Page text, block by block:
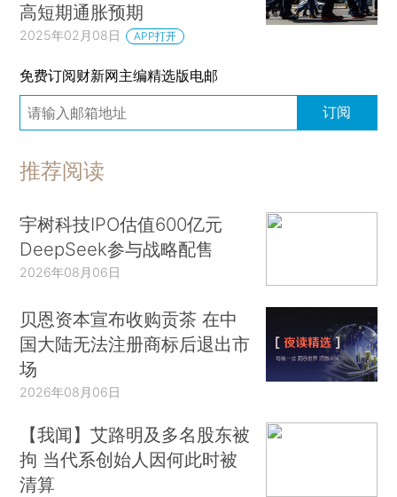
高短期通胀预期
2025年02月08日 APP打开
免费订阅财新网主编精选版电邮
订阅
推荐阅读
宇树科技IPO估值600亿元
DeepSeek参与战略配售
2026年08月06日
贝恩资本宣布收购贡茶 在中
国大陆无法注册商标后退出市
场
2026年08月06日
【我闻】艾路明及多名股东被
拘 当代系创始人因何此时被
清算